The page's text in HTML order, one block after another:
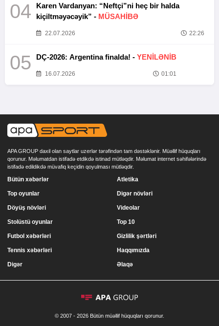
04
Karen Vardanyan: “Neftçi”ni heç bir halda
kiçiltməyəcəyik” - MÜSAHİBƏ
22.07.2026 22:26
05 DÇ-2026: Argentina finalda! - YENİLƏNİB
16.07.2026 01:01
APA GROUP daxil olan saytlar uzerlər tərəfindən tam dəstəklənir. Müəllif hüquqları
qorunur. Məlumatdan istifadə etdikdə istinad mütləqdir. Məlumat internet səhifələrində
istifadə edildikdə müvafiq keçidin qoyulması mütləqdir.
Bütün xəbərlər
Top oyunlar
Döyüş növləri
Stolüstü oyunlar
Atletika
Digər növləri
Videolar
Top 10
Futbol xəbərləri
Tennis xəbərləri
Digər
Gizlilik şərtləri
Haqqımızda
Əlaqə
© 2007 - 2026 Bütün müəllif hüquqları qorunur.